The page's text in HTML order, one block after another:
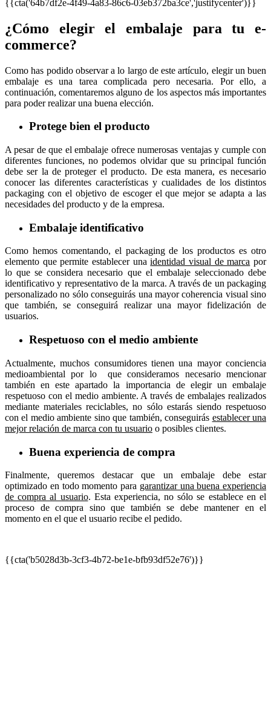
{{cta('64b7df2e-4f49-4a83-86c6-03eb372ba3ce','justifycenter')}}
¿Cómo elegir el embalaje para tu e-
commerce?
Como has podido observar a lo largo de este artículo, elegir un buen
embalaje es una tarea complicada pero necesaria. Por ello, a
continuación, comentaremos alguno de los aspectos más importantes
para poder realizar una buena elección.
Protege bien el producto
A pesar de que el embalaje ofrece numerosas ventajas y cumple con
diferentes funciones, no podemos olvidar que su principal función
debe ser la de proteger el producto. De esta manera, es necesario
conocer las diferentes características y cualidades de los distintos
packaging con el objetivo de escoger el que mejor se adapta a las
necesidades del producto y de la empresa.
Embalaje identificativo
Como hemos comentando, el packaging de los productos es otro
elemento que permite establecer unaidentidad visual de marca por
lo que se considera necesario que el embalaje seleccionado debe
identificativo y representativo de la marca. A través de un packaging
personalizado no sólo conseguirás una mayor coherencia visual sino
que también, se conseguirá realizar una mayor fidelización de
usuarios.
Respetuoso con el medio ambiente
Actualmente, muchos consumidores tienen una mayor conciencia
medioambiental por lo que consideramos necesario mencionar
también en este apartado la importancia de elegir un embalaje
respetuoso con el medio ambiente. A través de embalajes realizados
mediante materiales reciclables, no sólo estarás siendo respetuoso
con el medio ambiente sino que también, conseguirás establecer una
mejor relación de marca con tu usuario o posibles clientes.
Buena experiencia de compra
Finalmente, queremos destacar que un embalaje debe estar
optimizado en todo momento para garantizar una buena experiencia
de compra al usuario. Esta experiencia, no sólo se establece en el
proceso de compra sino que también se debe mantener en el
momento en el que el usuario recibe el pedido.
{{cta('b5028d3b-3cf3-4b72-be1e-bfb93df52e76')}}